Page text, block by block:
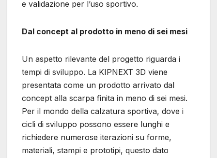
e validazione per l’uso sportivo.
Dal concept al prodotto in meno di sei mesi
Un aspetto rilevante del progetto riguarda i
tempi di sviluppo. La KIPNEXT 3D viene
presentata come un prodotto arrivato dal
concept alla scarpa finita in meno di sei mesi.
Per il mondo della calzatura sportiva, dove i
cicli di sviluppo possono essere lunghi e
richiedere numerose iterazioni su forme,
materiali, stampi e prototipi, questo dato